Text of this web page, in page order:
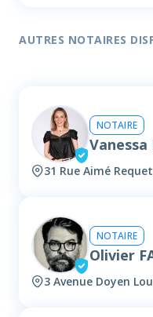
AUTRES NOTAIRES
NOTAIRE
Vanessa
31 Rue Aimé
NOTAIRE
Olivier
3 Avenue Doyen